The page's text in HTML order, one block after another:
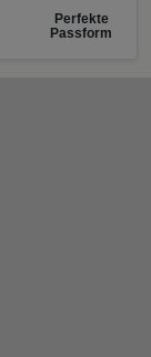
Perfekte
Passform